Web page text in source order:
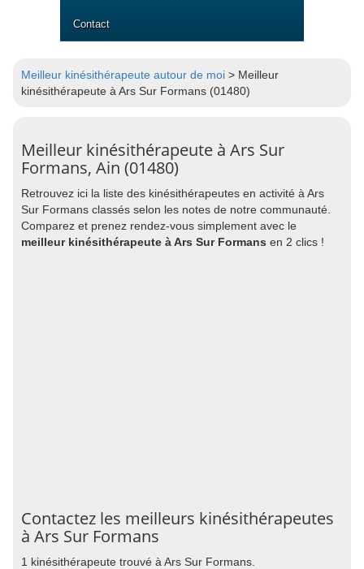
Contact
Meilleur kinésithérapeute autour de moi > Meilleur
kinésithérapeute à Ars Sur Formans (01480)
Meilleur kinésithérapeute à Ars Sur
Formans, Ain (01480)
Retrouvez ici la liste des kinésithérapeutes en activité à Ars
Sur Formans classés selon les notes de notre communauté.
Comparez et prenez rendez-vous simplement avec le
meilleur kinésithérapeute à Ars Sur Formans en 2 clics !
Contactez les meilleurs kinésithérapeutes
à Ars Sur Formans
1 kinésithérapeute trouvé à Ars Sur Formans.